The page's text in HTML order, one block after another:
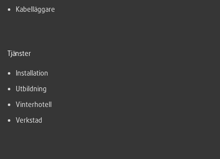
Kabelläggare
Tjänster
Installation
Utbildning
Vinterhotell
Verkstad